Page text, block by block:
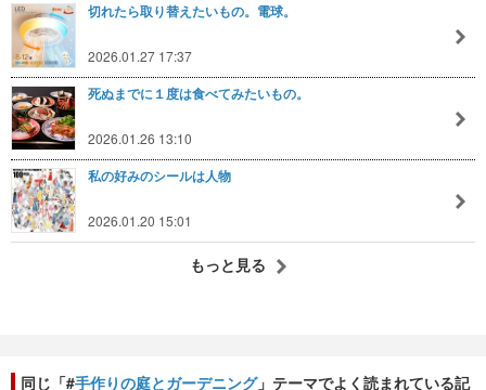
切れたら取り替えたいもの。電球。
2026.01.27 17:37
死ぬまでに１度は食べてみたいもの。
2026.01.26 13:10
私の好みのシールは人物
2026.01.20 15:01
もっと見る
同じ「#手作りの庭とガーデニング」テーマでよく読まれている記